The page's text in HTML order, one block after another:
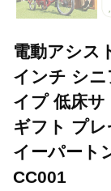
電動アシス
インチ シニ
イプ 低床サ
ギフト プ
イーパート
CC001